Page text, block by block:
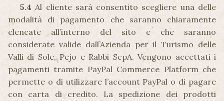
5.4 Al cliente sarà consentito scegliere una delle
modalità di pagamento che saranno chiaramente
elencate all’interno del sito e che saranno
considerate valide dall’Azienda per il Turismo delle
Valli di Sole, Pejo e Rabbi ScpA. Vengono accettati i
pagamenti tramite PayPal Commerce Platform che
permette o di utilizzare l’account PayPal o di pagare
con carta di credito. La spedizione dei prodotti